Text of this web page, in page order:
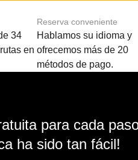
34
en
Reserva conveniente
Hablamos su idioma y
ofrecemos más de 20
métodos de pago.
para cada
ha sido tan fácil!